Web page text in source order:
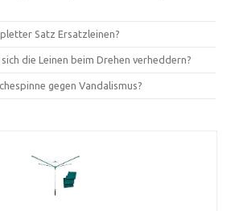
Satz Ersatzleinen?
die Leinen beim Drehen verheddern?
gegen Vandalismus?